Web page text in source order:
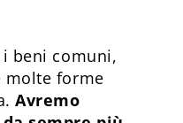
beni comuni,
molte forme
Avremo